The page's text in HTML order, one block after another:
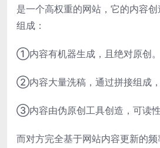
是一个高权重的网站，它的内容
组成：
①内容有机器生成，且绝对原创。
②内容大量洗稿，通过拼接组成，
③内容由伪原创工具创造，可读性
而对方完全基于网站内容更新的